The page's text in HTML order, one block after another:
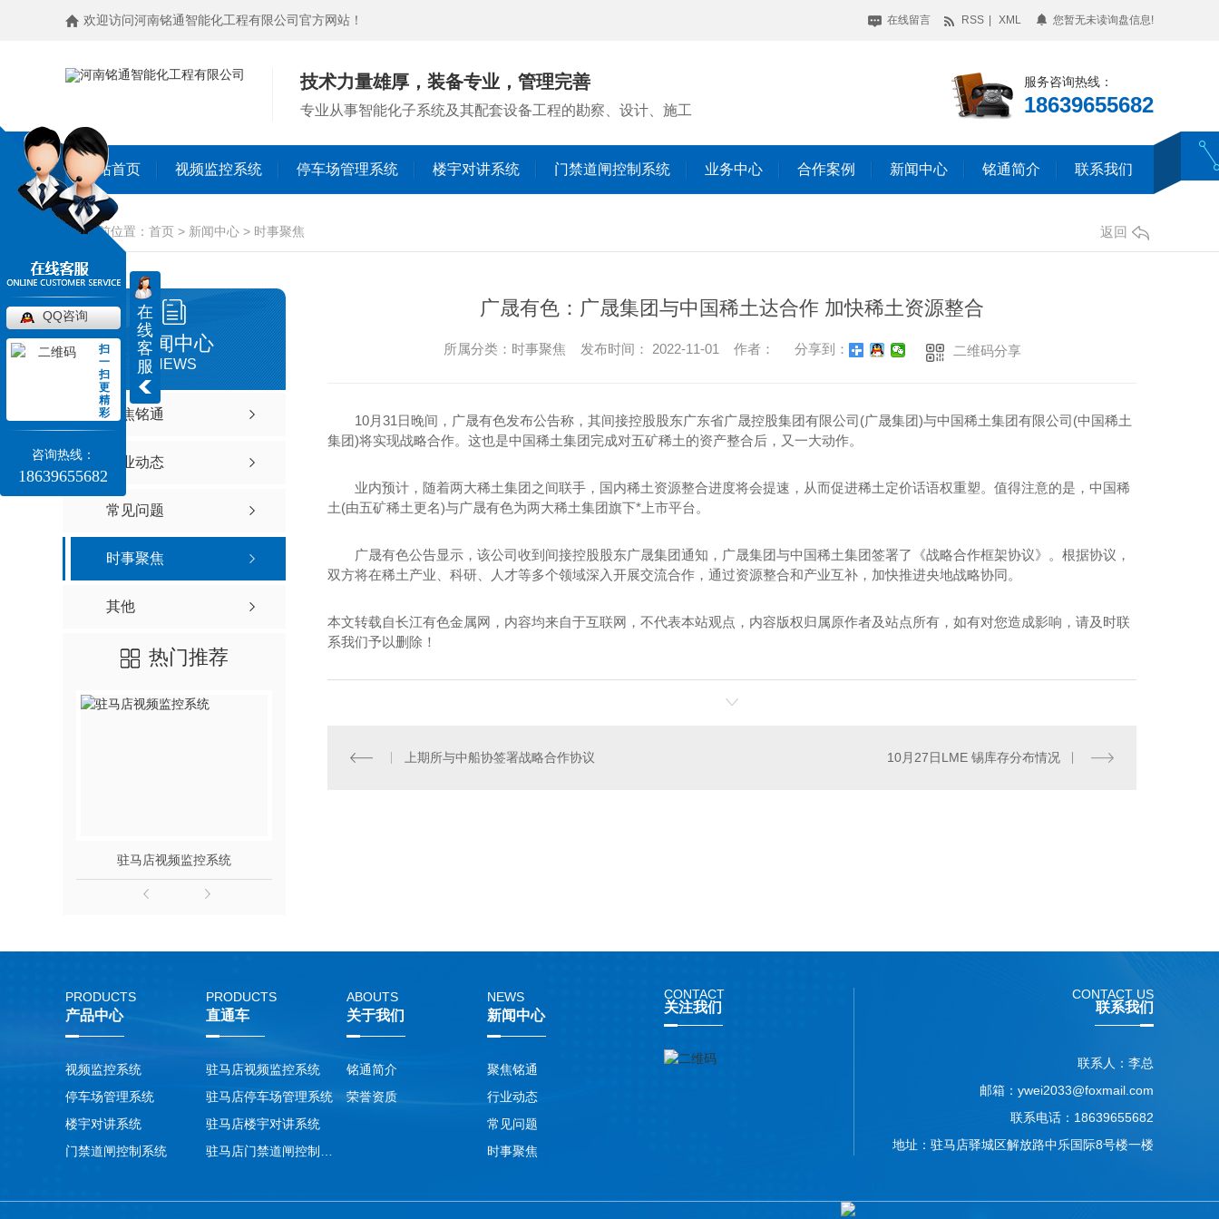
欢迎访问河南铭通智能化工程有限公司官方网站！ 您暂无未读询盘信息!
在线留言 RSS XML
技术力量雄厚，装备专业，管理完善
专业从事智能化子系统及其配套设备工程的勘察、设计、施工
服务咨询热线：
18639655682
网站首页 视频监控系统 停车场管理系统 楼宇对讲系统 门禁道闸控制系统 业务中心
驻马店视频监控系统
驻马店视频监控
驻马店停车场管理系统
驻马店停车场管理系统安装
停车场管理系统安装
停车场管理系统
驻马店楼宇对讲系统
驻马店楼宇对讲系统维保
驻马店楼宇对讲系统安装
驻马店楼宇对讲
驻马店门禁道闸控制系统
门禁道闸控制系统
机房建设 智能锁
合作案例 新闻中心 铭通简介 联系我们
当前位置： 首页 > 新闻中心 > 时事聚焦 返回
新闻中心
NEWS
聚焦铭通
行业动态
常见问题
时事聚焦
其他
热门推荐
驻马店视频监控系统
广晟有色：广晟集团与中国稀土达合作 加快稀土资源整合
所属分类：时事聚焦 发布时间： 2022-11-01 作者： 分享到： 二维码分享
10月31日晚间，广晟有色发布公告称，其间接控股股东广东省广晟控股集团有限公司(广晟集团)与中国稀土集团有限公司(中国稀土
集团)将实现战略合作。这也是中国稀土集团完成对五矿稀土的资产整合后，又一大动作。
业内预计，随着两大稀土集团之间联手，国内稀土资源整合进度将会提速，从而促进稀土定价话语权重塑。值得注意的是，中国稀
土(由五矿稀土更名)与广晟有色为两大稀土集团旗下*上市平台。
广晟有色公告显示，该公司收到间接控股股东广晟集团通知，广晟集团与中国稀土集团签署了《战略合作框架协议》。根据协议，
双方将在稀土产业、科研、人才等多个领域深入开展交流合作，通过资源整合和产业互补，加快推进央地战略协同。
本文转载自长江有色金属网，内容均来自于互联网，不代表本站观点，内容版权归属原作者及站点所有，如有对您造成影响，请及时联
系我们予以删除！
上期所与中船协签署战略合作协议 10月27日LME 锡库存分布情况
PRODUCTS
产品中心
视频监控系统
停车场管理系统
楼宇对讲系统
门禁道闸控制系统
PRODUCTS
直通车
驻马店视频监控系统
驻马店停车场管理系统
驻马店楼宇对讲系统
ABOUTS
关于我们
铭通简介
荣誉资质
NEWS
新闻中心
聚焦铭通
行业动态
常见问题
时事聚焦
CONTACT
关注我们
CONTACT US
联系我们
联系人：李总
邮箱：ywei2033@foxmail.com
联系电话：18639655682
地址：驻马店驿城区解放路中乐国际8号楼一楼
在
线
客
服
QQ咨询
扫
一
扫
更
精
彩
咨询热线：
18639655682